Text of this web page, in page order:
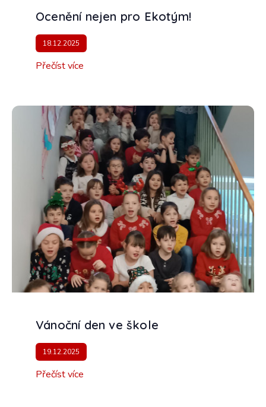
Ocenění nejen pro Ekotým!
18.12.2025
Přečíst více
Vánoční den ve škole
19.12.2025
Přečíst více